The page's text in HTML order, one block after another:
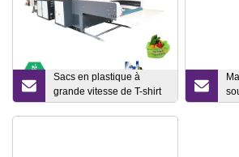
Sacs en plastique à
grande vitesse de T-shirt
faisant la fabrication de